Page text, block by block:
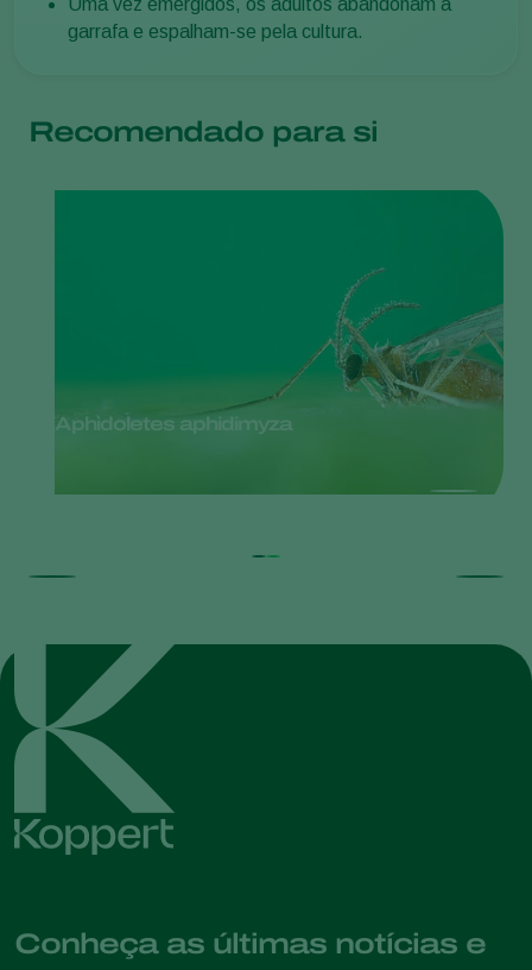
Uma vez emergidos, os adultos abandonam a
garrafa e espalham-se pela cultura.
Recomendado para si
Aphidoletes aphidimyza
Conheça as últimas notícias e